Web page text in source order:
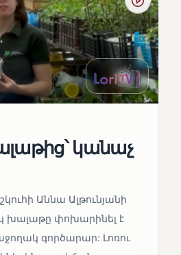
կանաչ
Աննա Ալթունյանի
խալաթը փոխարինել է
գործարար: Լոռու